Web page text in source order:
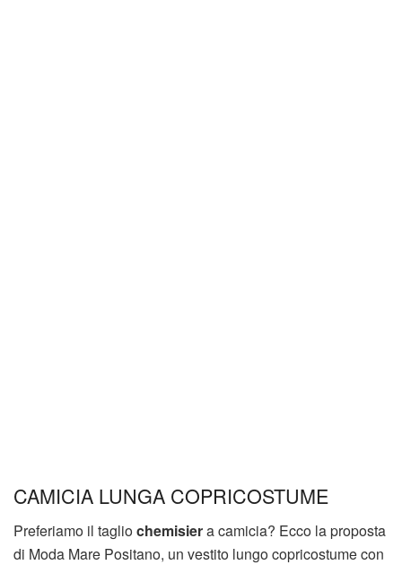
CAMICIA LUNGA COPRICOSTUME
Preferiamo il tagliochemisiera camicia? Ecco la proposta
di Moda Mare Positano, un vestito lungo copricostume con